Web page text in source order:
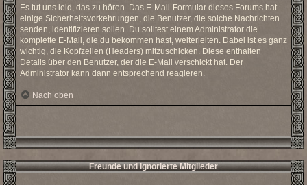
Es tut uns leid, das zu hören. Das E-Mail-Formular dieses Forums hat
einige Sicherheitsvorkehrungen, die Benutzer, die solche Nachrichten
senden, identifizieren sollen. Du solltest einem Administrator die
komplette E-Mail, die du bekommen hast, weiterleiten. Dabei ist es ganz
wichtig, die Kopfzeilen (Headers) mitzuschicken. Diese enthalten
Details über den Benutzer, der die E-Mail verschickt hat. Der
Administrator kann dann entsprechend reagieren.
Nach oben
Freunde und ignorierte Mitglieder